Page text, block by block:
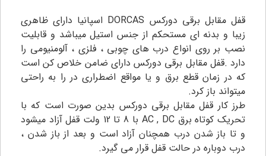
قفل مقابل برقی دورکس DORCAS اسپانیا دارای ظاهری
زیبا و بدنه ای مستحکم از جنس استیل میباشد و قابلیت
نصب بر روی انواع درب های چوبی ، فلزی ، آلومنیومی را
دارد .قفل مقابل برقی دورکس دارای ضامن خلاص کن است
که در زمان قطع برق و یا مواقع اضطراری در را به راحتی
میتواند باز کرد.
طرز کار قفل مقابل برقی دورکس بدین صورت است که با
تحریک کوتاه برق AC , DC با 8 تا 12 ولت قفل آزاد میشود
و تا باز شدن درب همچنان آزاد است و بعد از باز شدن ،
درب دوباره در حالت قفل قرار می گیرد.